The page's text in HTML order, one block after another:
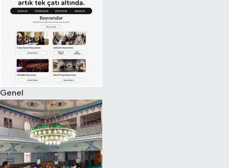
Genel